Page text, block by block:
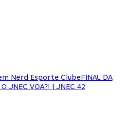
Nerd Esporte ClubeFINAL DA
O JNEC VOA?! | JNEC 42